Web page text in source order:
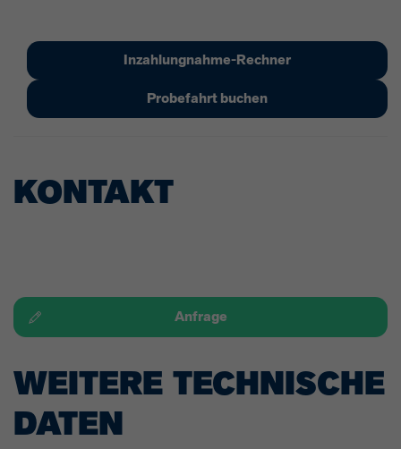
Inzahlungnahme-Rechner
Probefahrt buchen
KONTAKT
Anfrage
WEITERE TECHNISCHE
DATEN